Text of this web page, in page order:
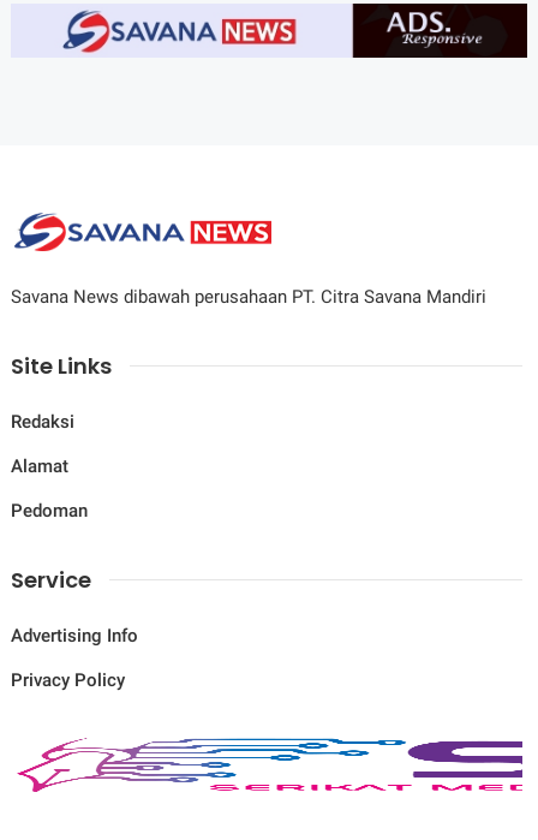
Savana News dibawah perusahaan PT. Citra Savana Mandiri
Site Links
Redaksi
Alamat
Pedoman
Service
Advertising Info
Privacy Policy